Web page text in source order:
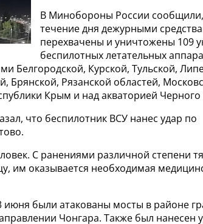
В Минобороны России
течение дня дежурными
перехвачены и уничтожены 109
беспилотных летательных
Белгородской, Курской, Тульской,
Брянской, Рязанской областей,
Крым и над акваторией
что беспилотник ВСУ нанес удар по
С ранениями различной степени
им оказывается необходимая
июня были атакованы мосты в районе
Чонгара. Также был нанесен